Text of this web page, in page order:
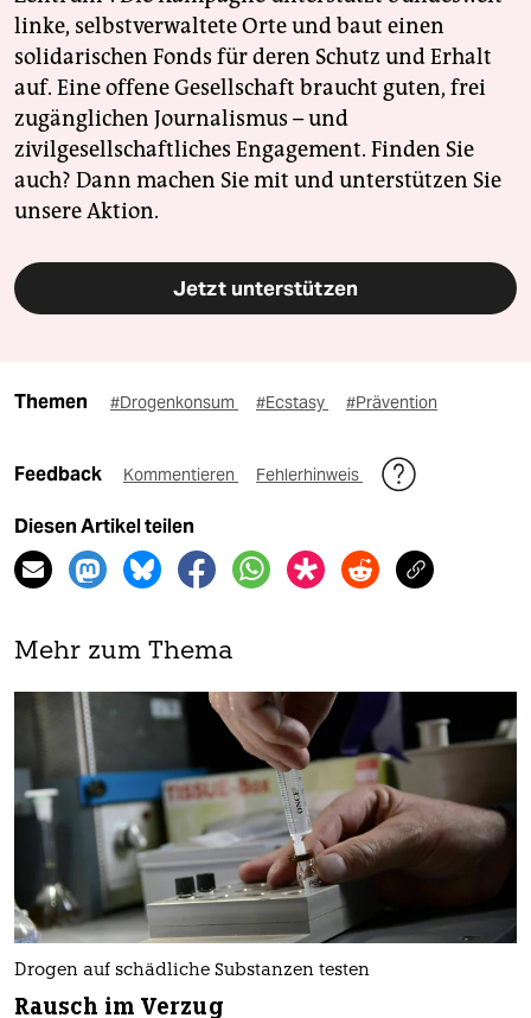
linke, selbstverwaltete Orte und baut einen
solidarischen Fonds für deren Schutz und Erhalt
auf. Eine offene Gesellschaft braucht guten, frei
zugänglichen Journalismus – und
zivilgesellschaftliches Engagement. Finden Sie
auch? Dann machen Sie mit und unterstützen Sie
unsere Aktion.
Jetzt unterstützen
Themen #Drogenkonsum #Ecstasy #Prävention
Feedback Kommentieren Fehlerhinweis
Diesen Artikel teilen
Mehr zum Thema
Drogen auf schädliche Substanzen testen
Rausch im Verzug